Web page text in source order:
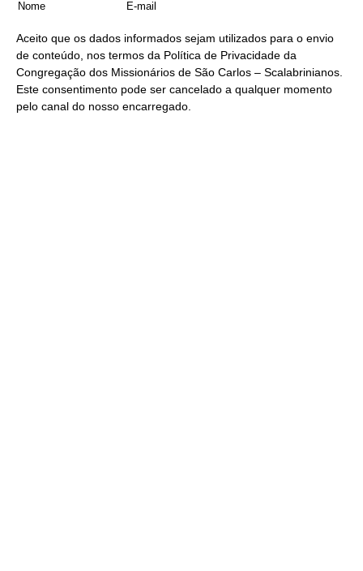
Aceito que os dados informados sejam utilizados para o envio
de conteúdo, nos termos da Política de Privacidade da
Congregação dos Missionários de São Carlos – Scalabrinianos.
Este consentimento pode ser cancelado a qualquer momento
pelo canal do nosso encarregado